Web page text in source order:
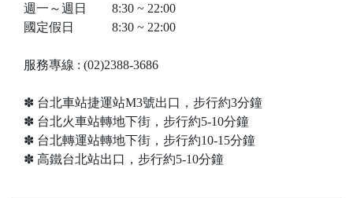
週一～週日 8:30 ~ 22:00
國定假日 8:30 ~ 22:00
服務專線 : (02)2388-3686
✽ 台北車站捷運站M3號出口，步行約3分鐘
✽ 台北火車站轉地下街，步行約5-10分鐘
✽ 台北轉運站轉地下街，步行約10-15分鐘
✽ 高鐵台北站出口，步行約5-10分鐘